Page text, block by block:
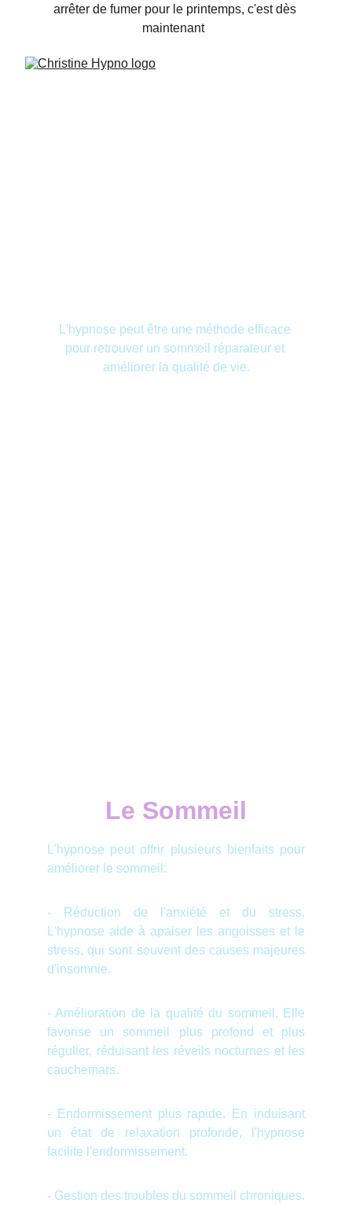
arrêter de fumer pour le printemps, c'est dès
maintenant
L'hypnose peut être une méthode efficace
pour retrouver un sommeil réparateur et
améliorer la qualité de vie.
Le Sommeil
L'hypnose peut offrir plusieurs bienfaits pour
améliorer le sommeil:
- Réduction de l'anxiété et du stress.
L'hypnose aide à apaiser les angoisses et le
stress, qui sont souvent des causes majeures
d'insomnie.
- Amélioration de la qualité du sommeil. Elle
favorise un sommeil plus profond et plus
régulier, réduisant les réveils nocturnes et les
cauchemars.
- Endormissement plus rapide. En induisant
un état de relaxation profonde, l'hypnose
facilite l'endormissement.
- Gestion des troubles du sommeil chroniques.